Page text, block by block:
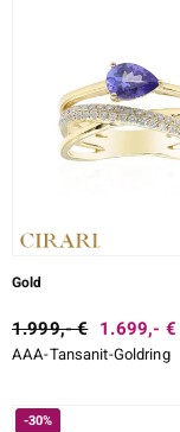
Gold
1.999,- € 1.699,- €
AAA-Tansanit-Goldring
-30%